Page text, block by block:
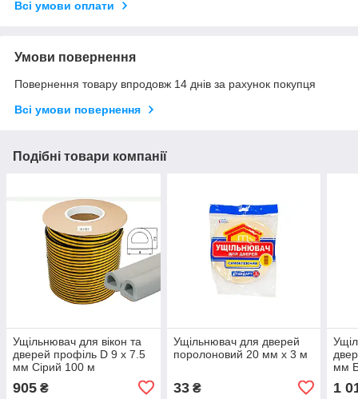
Всі умови оплати
Умови повернення
Повернення товару впродовж 14 днів за рахунок покупця
Всі умови повернення
Подібні товари компанії
Ущільнювач для вікон та
дверей профіль D 9 х 7.5
мм Сірий 100 м
905 ₴
Ущільнювач для дверей
поролоновий 20 мм х 3 м
33₴
мм
1